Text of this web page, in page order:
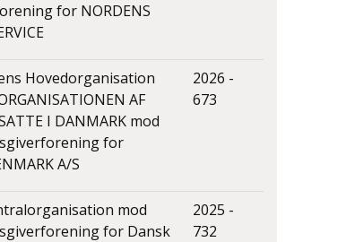
for NORDENS
Hovedorganisation
AF
I DANMARK mod
for
A/S
2026 -
673
mod
for Dansk
2025 -
732